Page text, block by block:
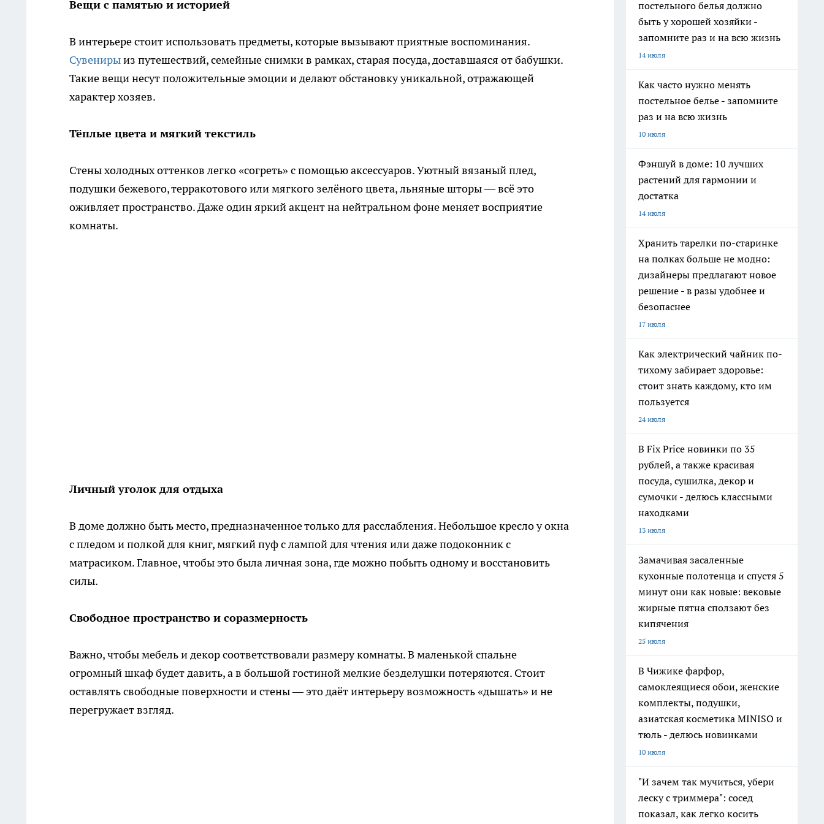
Вещи с памятью и историей
В интерьере стоит использовать предметы, которые вызывают приятные воспоминания.
Сувенирыиз путешествий, семейные снимки в рамках, старая посуда, доставшаяся от бабушки.
Такие вещи несут положительные эмоции и делают обстановку уникальной, отражающей
характер хозяев.
Тёплые цвета и мягкий текстиль
Стены холодных оттенков легко «согреть» с помощью аксессуаров. Уютный вязаный плед,
подушки бежевого, терракотового или мягкого зелёного цвета, льняные шторы — всё это
оживляет пространство. Даже один яркий акцент на нейтральном фоне меняет восприятие
комнаты.
Личный уголок для отдыха
В доме должно быть место, предназначенное только для расслабления. Небольшое кресло у окна
с пледом и полкой для книг, мягкий пуф с лампой для чтения или даже подоконник с
матрасиком. Главное, чтобы это была личная зона, где можно побыть одному и восстановить
силы.
Свободное пространство и соразмерность
Важно, чтобы мебель и декор соответствовали размеру комнаты. В маленькой спальне
огромный шкаф будет давить, а в большой гостиной мелкие безделушки потеряются. Стоит
оставлять свободные поверхности и стены — это даёт интерьеру возможность «дышать» и не
перегружает взгляд.
постельного белья должно
быть у хорошей хозяйки -
запомните раз и на всю жизнь
14 июля
Как часто нужно менять
постельное белье - запомните
раз и на всю жизнь
10 июля
Фэншуй в доме: 10 лучших
растений для гармонии и
достатка
14 июля
Хранить тарелки по-старинке
на полках больше не модно:
дизайнеры предлагают новое
решение - в разы удобнее и
безопаснее
17 июля
Как электрический чайник по-
тихому забирает здоровье:
стоит знать каждому, кто им
пользуется
24 июля
В Fix Price новинки по 35
рублей, а также красивая
посуда, сушилка, декор и
сумочки - делюсь классными
находками
13 июля
Замачивая засаленные
кухонные полотенца и спустя 5
минут они как новые: вековые
жирные пятна сползают без
кипячения
25 июля
В Чижике фарфор,
самоклеящиеся обои, женские
комплекты, подушки,
азиатская косметика MINISO и
тюль - делюсь новинками
10 июля
"И зачем так мучиться, убери
леску с триммера": сосед
показал, как легко косить